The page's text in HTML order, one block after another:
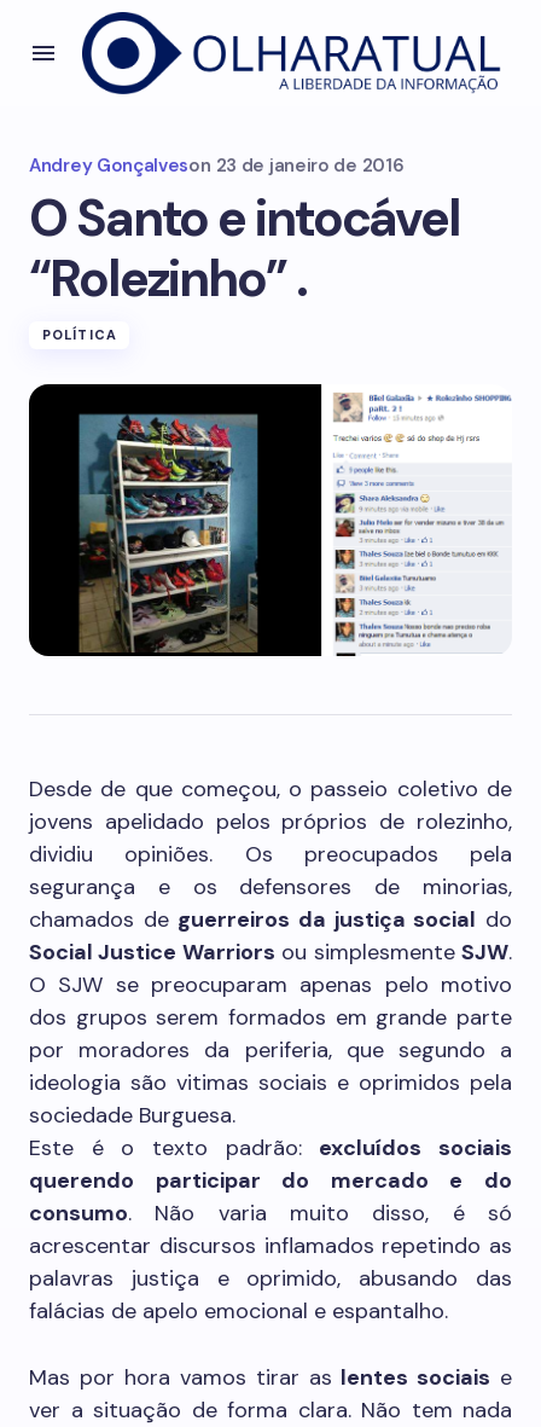
Andrey Gonçalveson 23 de janeiro de 2016
O Santo e intocável
“Rolezinho” .
POLÍTICA
Desde de que começou, o passeio coletivo de
jovens apelidado pelos próprios de rolezinho,
dividiu opiniões. Os preocupados pela
segurança e os defensores de minorias,
chamados de guerreiros da justiça social do
Social Justice Warriors ou simplesmenteSJW.
O SJW se preocuparam apenas pelo motivo
dos grupos serem formados em grande parte
por moradores da periferia, que segundo a
ideologia são vitimas sociais e oprimidos pela
sociedade Burguesa.
Este é o texto padrão: excluídos sociais
querendo participar do mercado e do
consumo. Não varia muito disso, é só
acrescentar discursos inflamados repetindo as
palavras justiça e oprimido, abusando das
falácias de apelo emocional e espantalho.
Mas por hora vamos tirar as lentes sociais e
ver a situação de forma clara. Não tem nada